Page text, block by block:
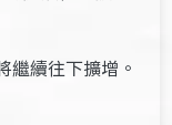
繼續往下擴增。